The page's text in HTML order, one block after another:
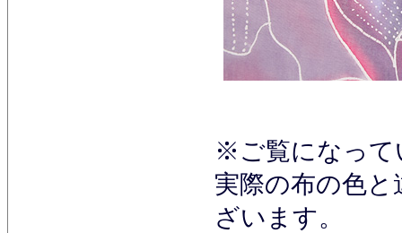
※ご覧になって
実際の布の色
ざいます。